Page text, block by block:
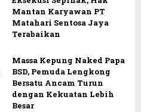
Mantan Karyawan PT
Matahari Sentosa Jaya
Terabaikan
Massa Kepung Naked Papa
BSD, Pemuda Lengkong
Bersatu Ancam Turun
dengan Kekuatan Lebih
Besar